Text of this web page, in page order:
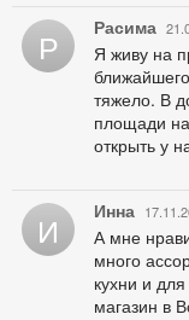
Р Расима
Я живу на
тяжело. В
площади
открыть у
И Инна
А мне
много
кухни и
магазин в